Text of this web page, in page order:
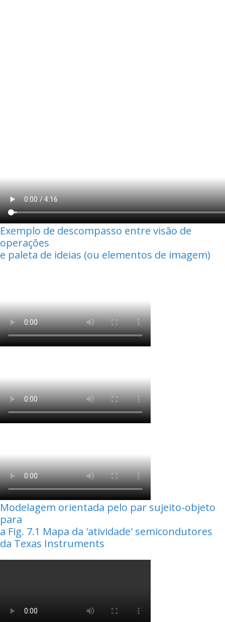
Exemplo de descompasso entre visão de
operações
e paleta de ideias (ou elementos de imagem)
Modelagem orientada pelo par sujeito-objeto
para
a Fig. 7.1 Mapa da 'atividade' semicondutores
da Texas Instruments